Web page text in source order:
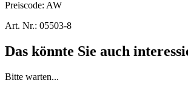
Preiscode: AW
Art. Nr.: 05503-8
Das könnte Sie auch
Bitte warten...